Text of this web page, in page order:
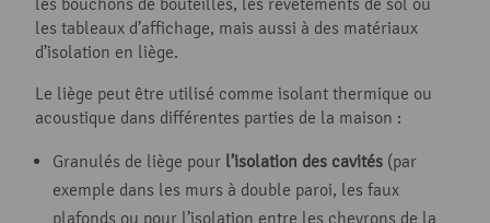
les tableaux d’affichage, mais aussi à des matériaux
d’isolation en liège.
Le liège peut être utilisé comme isolant thermique ou
acoustique dans différentes parties de la maison :
Granulés de liège pour l’isolation des cavités (par
exemple dans les murs à double paroi, les faux
plafonds ou pour l’isolation entre les chevrons de la